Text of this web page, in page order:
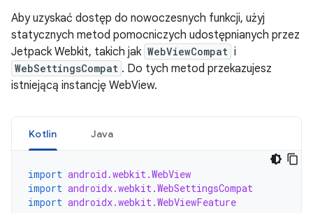
Aby uzyskać dostęp do nowoczesnych funkcji, użyj
statycznych metod pomocniczych udostępnianych przez
Jetpack Webkit, takich jak WebViewCompat i
WebSettingsCompat . Do tych metod przekazujesz
istniejącą instancję WebView.
Kotlin Java
import android.webkit.WebView
import androidx.webkit.WebSettingsCompat
import androidx.webkit.WebViewFeature